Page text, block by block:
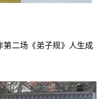
第二场《弟子规》人生成